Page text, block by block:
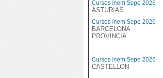
Cursos Inem Sepe 2026
ASTURIAS
Cursos Inem Sepe 2026
BARCELONA
PROVINCIA
Cursos Inem Sepe 2026
CASTELLON